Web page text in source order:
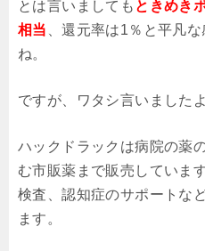
とは言いましても ときめき
相当
、還元率は1％と平凡
ね。
ですが、ワタシ言いましたよ
ハックドラックは病院の薬
む市販薬まで販売していま
検査、認知症のサポートな
ます。